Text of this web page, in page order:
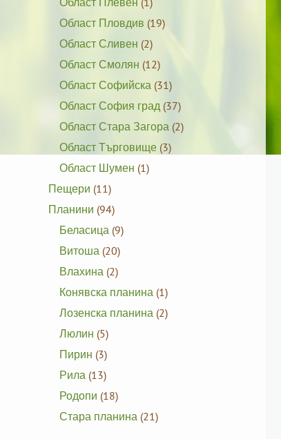
Област Пловдив (19)
Област Сливен (2)
Област Смолян (12)
Област Софийска (31)
Област София град (37)
Област Стара Загора (2)
Област Търговище (3)
Област Шумен (1)
Пещери (11)
Планини (94)
Беласица (9)
Витоша (20)
Влахина (2)
Конявска планина (1)
Лозенска планина (2)
Люлин (5)
Пирин (3)
Рила (13)
Родопи (18)
Стара планина (21)